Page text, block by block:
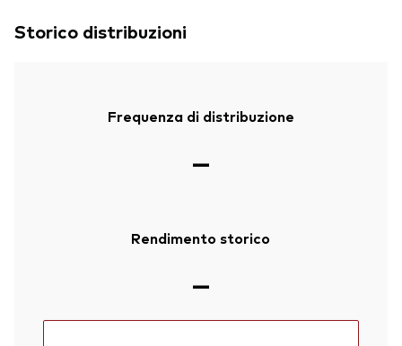
Storico distribuzioni
Frequenza di distribuzione
—
Rendimento storico
—